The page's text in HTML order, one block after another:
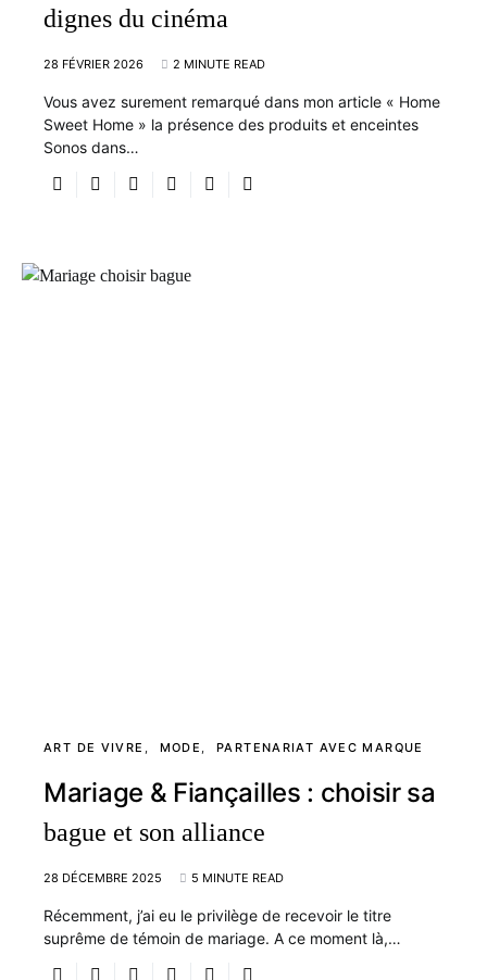
dignes du cinéma
28 FÉVRIER 2026 2 MINUTE READ
Vous avez surement remarqué dans mon article « Home
Sweet Home » la présence des produits et enceintes
Sonos dans…
ART DE VIVRE MODE PARTENARIAT AVEC MARQUE
Mariage & Fiançailles : choisir sa
bague et son alliance
28 DÉCEMBRE 2025 5 MINUTE READ
Récemment, j’ai eu le privilège de recevoir le titre
suprême de témoin de mariage. A ce moment là,…